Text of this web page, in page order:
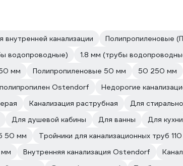
внутренней канализации Полипропиленовые
водопроводные) 1.8 мм (трубы
мм Полипропиленовые 50 мм 50 250 мм
Ostendorf
Недорогие
Канализация раструбная Для
Для душевой кабины Для ванны Для кухни
50 мм Тройники для канализационных труб
мм Внутренняя канализация Ostendorf